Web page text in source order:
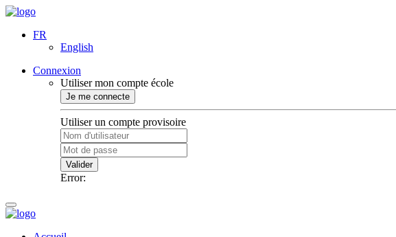
FR
English
Connexion
Utiliser mon compte école
Je me connecte
Utiliser un compte provisoire
Valider
Error: